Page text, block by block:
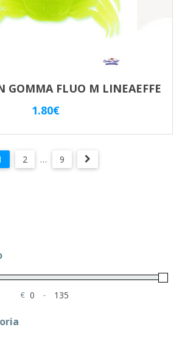
GOMMA FLUO M LINEAEFFE
1.80€
2 … 9
€
Minimum Price
-
Maximum Price